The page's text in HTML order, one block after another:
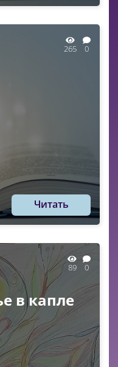
265 0
Читать
89 0
в капле